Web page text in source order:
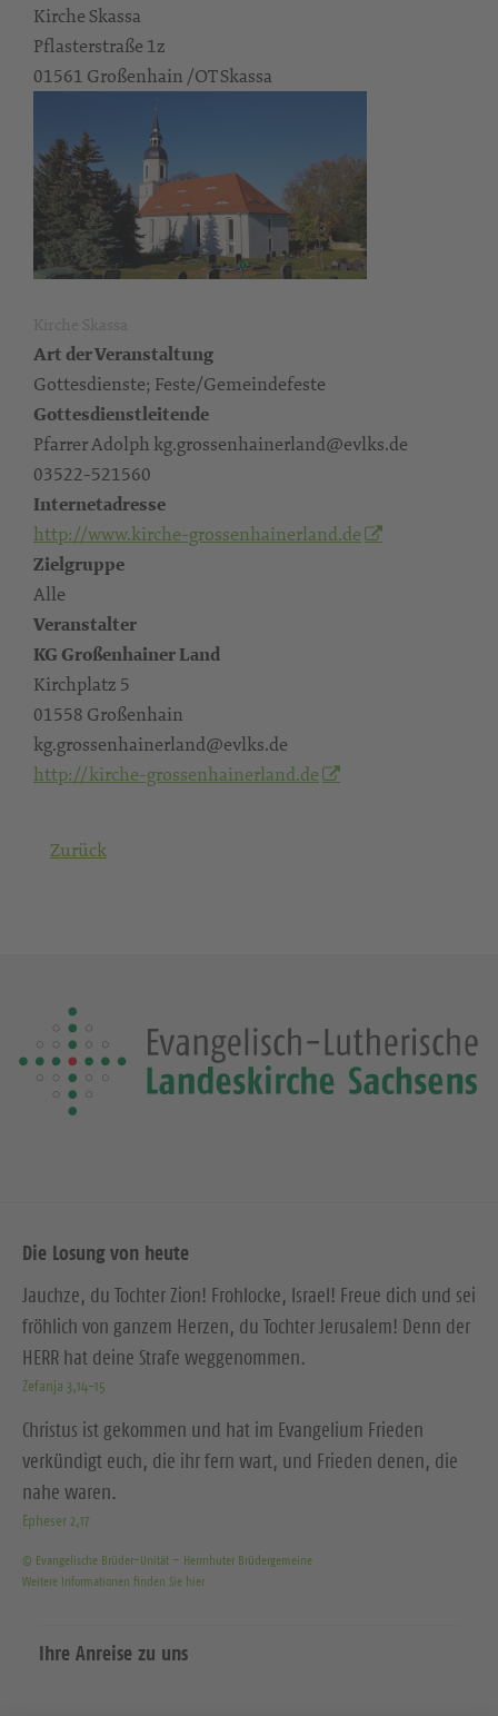
Kirche Skassa
Pflasterstraße 1z
01561 Großenhain /OT Skassa
Art der Veranstaltung
Gottesdienste; Feste/Gemeindefeste
Gottesdienstleitende
Pfarrer Adolph kg.grossenhainerland@evlks.de
03522-521560
Internetadresse
http://www.kirche-grossenhainerland.de
Zielgruppe
Alle
Veranstalter
KG Großenhainer Land
Kirchplatz 5
01558 Großenhain
kg.grossenhainerland@evlks.de
http://kirche-grossenhainerland.de
Zurück
Die Losung von heute
Jauchze, du Tochter Zion! Frohlocke, Israel! Freue dich und sei
fröhlich von ganzem Herzen, du Tochter Jerusalem! Denn der
HERR hat deine Strafe weggenommen.
Zefanja 3,14-15
Christus ist gekommen und hat im Evangelium Frieden
verkündigt euch, die ihr fern wart, und Frieden denen, die
nahe waren.
Epheser 2,17
© Evangelische Brüder-Unität – Herrnhuter Brüdergemeine
Weitere Informationen finden Sie hier
Ihre Anreise zu uns